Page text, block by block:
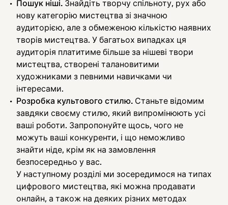
Пошук ніші. Знайдіть творчу спільноту, рух або
нову категорію мистецтва зі значною
аудиторією, але з обмеженою кількістю наявних
творів мистецтва. У багатьох випадках ця
аудиторія платитиме більше за нішеві твори
мистецтва, створені талановитими
художниками з певними навичками чи
інтересами.
Розробка культового стилю. Станьте відомим
завдяки своєму стилю, який випромінюють усі
ваші роботи. Запропонуйте щось, чого не
можуть ваші конкуренти, і що неможливо
знайти ніде, крім як на замовлення
безпосередньо у вас.
У наступному розділі ми зосередимося на типах
цифрового мистецтва, які можна продавати
онлайн, а також на деяких різних методах